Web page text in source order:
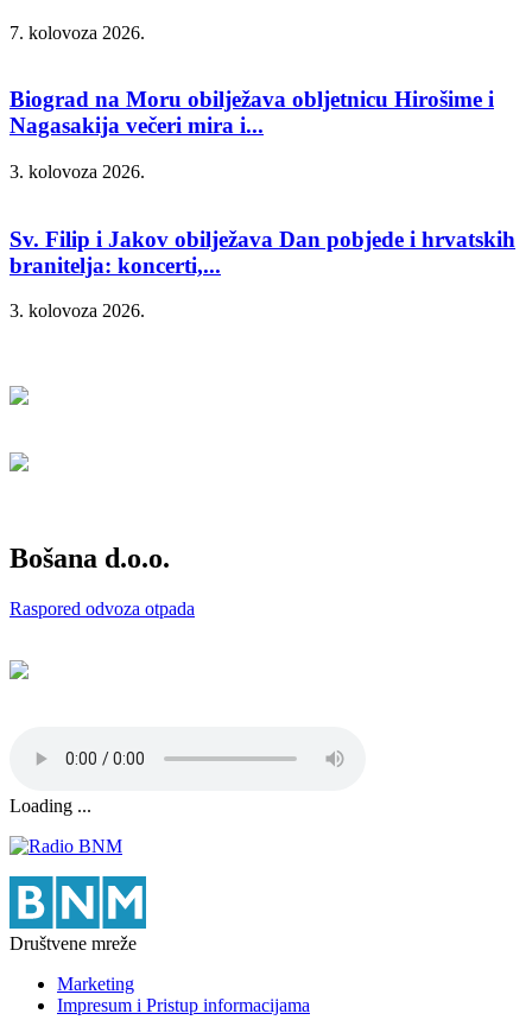
7. kolovoza 2026.
Biograd na Moru obilježava obljetnicu Hirošime i
Nagasakija večeri mira i...
3. kolovoza 2026.
Sv. Filip i Jakov obilježava Dan pobjede i hrvatskih
branitelja: koncerti,...
3. kolovoza 2026.
Bošana d.o.o.
Raspored odvoza otpada
Loading ...
Društvene mreže
Marketing
Impresum i Pristup informacijama